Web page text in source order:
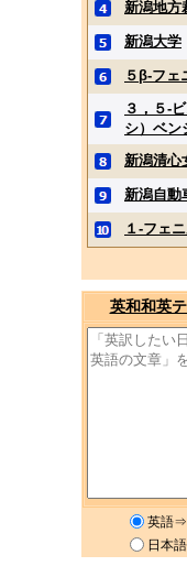
新潟地方
新潟大学
５β‐フェ
３，５‐
シ）ベン
新潟清心
新潟自動
１‐フェ
英和和英
英語⇒
日本